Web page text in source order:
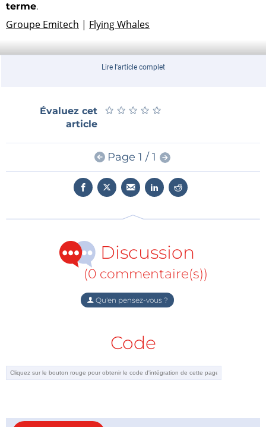
terme.
Groupe Emitech | Flying Whales
Lire l'article complet
Évaluez cet
article
★ ★ ★ ★ ★
★ ★ ★ ★ ★
Page 1 / 1
Discussion
(0 commentaire(s))
Qu'en pensez-vous ?
Code